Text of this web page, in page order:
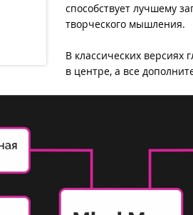
способствует лучшему
творческого мышления.
В классических версиях
в центре, а все